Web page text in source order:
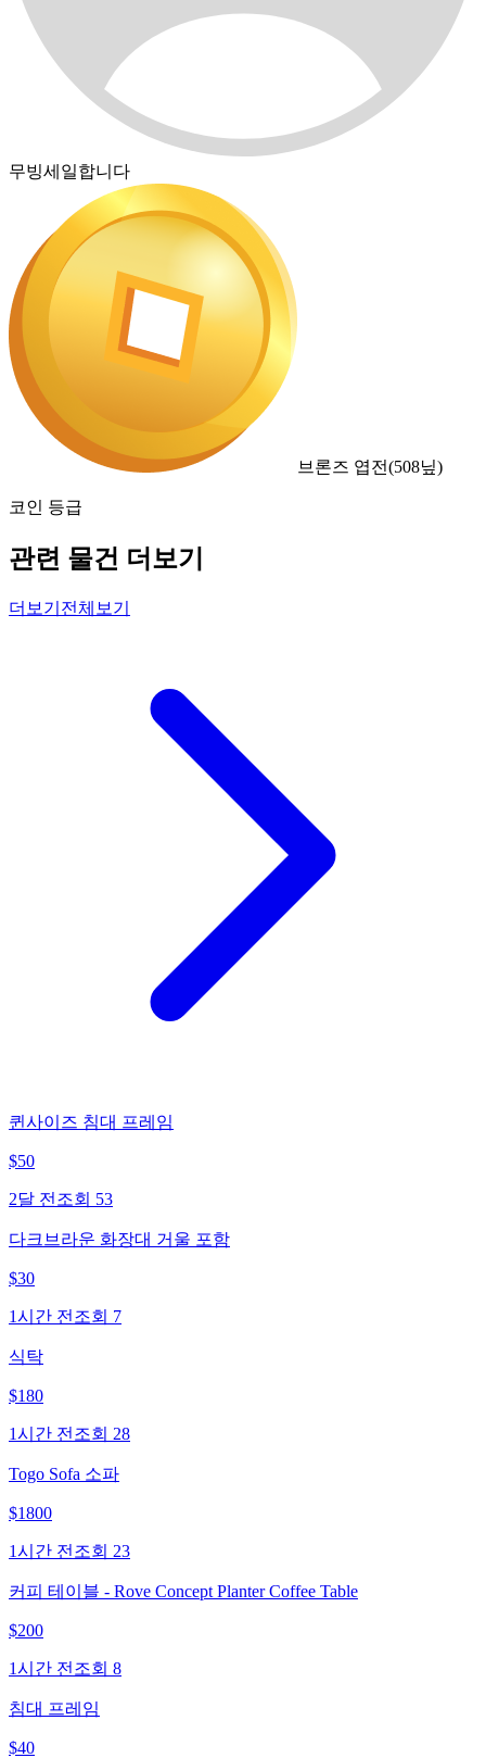
무빙세일합니다
브론즈 엽전(508닢)
코인 등급
관련 물건 더보기
더보기 전체보기
퀸사이즈 침대 프레임
$50
2달 전 조회 53
다크브라운 화장대 거울 포함
$30
1시간 전 조회 7
식탁
$180
1시간 전 조회 28
Togo Sofa 소파
$1800
1시간 전 조회 23
커피 테이블 - Rove Concept Planter Coffee Table
$200
1시간 전 조회 8
침대 프레임
$40